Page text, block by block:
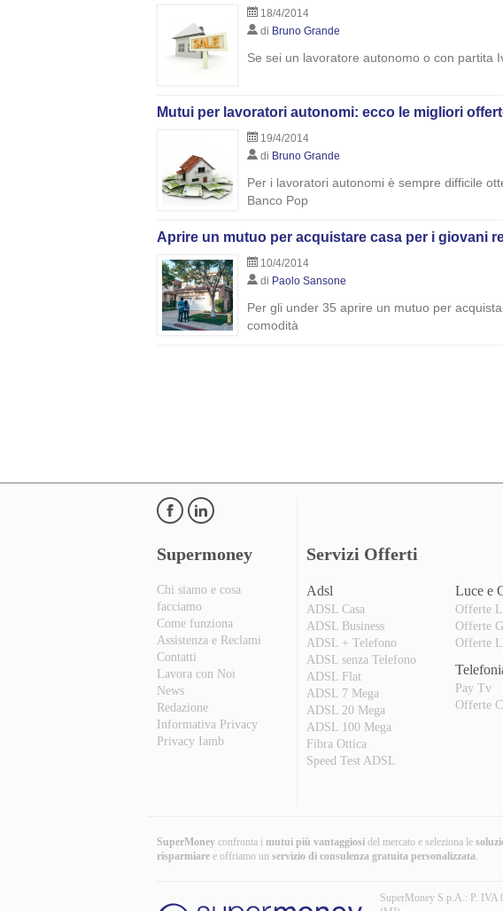
18/4/2014
di Bruno Grande
Se sei un lavoratore autonomo o con partita
Mutui per lavoratori autonomi: ecco le migliori
19/4/2014
di Bruno Grande
Per i lavoratori autonomi è sempre difficile
Banco Pop
Aprire un mutuo per acquistare casa per i giovani
10/4/2014
di Paolo Sansone
Per gli under 35 aprire un mutuo per
comodità
Supermoney
Chi siamo e cosa
facciamo
Come funziona
Assistenza e Reclami
Contatti
Lavora con Noi
News
Redazione
Informativa Privacy
Privacy Iamb
Servizi Offerti
Adsl
ADSL Casa
ADSL Business
ADSL + Telefono
ADSL senza Telefono
ADSL Flat
ADSL 7 Mega
ADSL 20 Mega
ADSL 100 Mega
Fibra Ottica
Speed Test ADSL
Luce e
Offerte
Offerte
Offerte
Pay Tv
Offerte
SuperMoney confronta i mutui più vantaggiosi del mercato e seleziona le
risparmiare e offriamo un servizio di consulenza gratuita personalizzata.
SuperMoney S.p.A.: P. IVA